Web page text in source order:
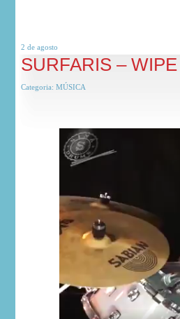
2 de agosto
SURFARIS –
Categoria: MÚSICA